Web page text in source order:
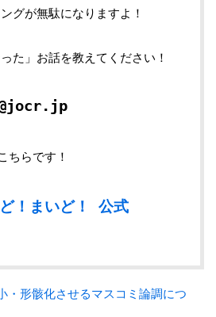
グが無駄になりますよ！
た」お話を教えてください！
ちらです！
！まいど！ 公式
・形骸化させるマスコミ論調につ